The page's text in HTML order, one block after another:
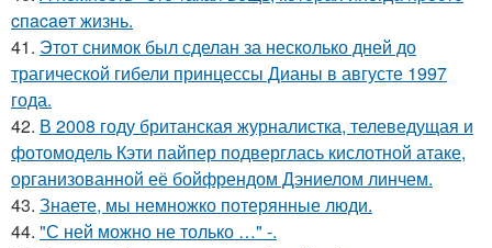
cпacaeт жизнь.
41. Этот снимок был сделан за несколько дней до
трагической гибели принцессы Дианы в августе 1997
года.
42. В 2008 году британская журналистка, телеведущая и
фотомодель Кэти пайпер подверглась кислотной атаке,
организованной её бойфрендом Дэниелом линчем.
43. Знаете, мы немножко потерянные люди.
44. "С ней можно не только …" -.